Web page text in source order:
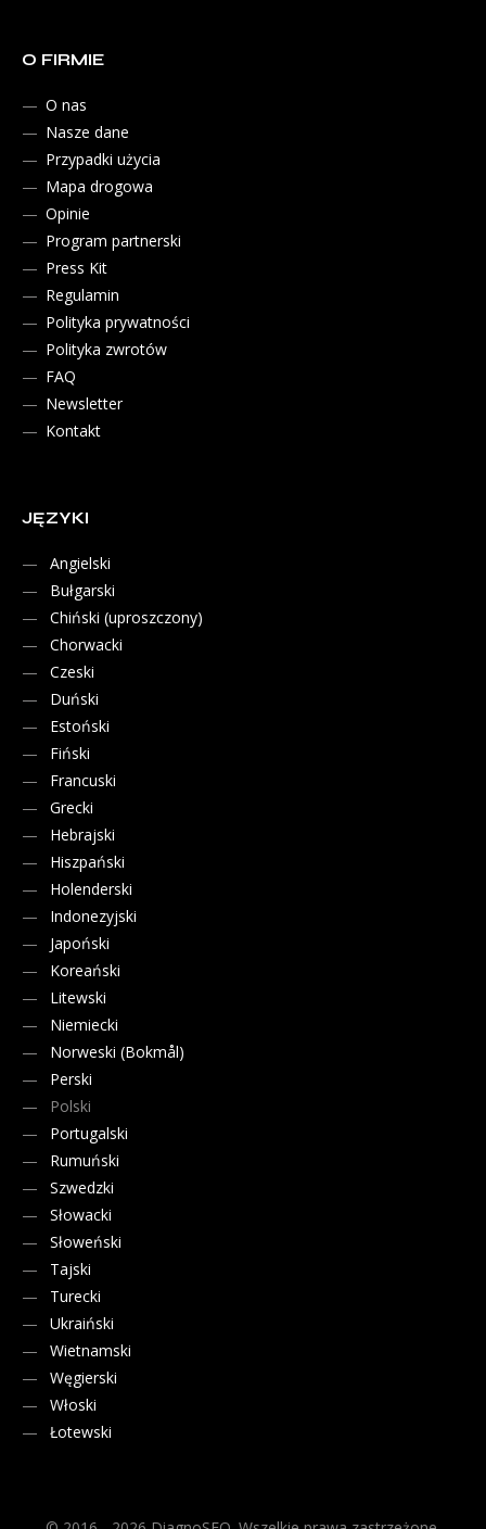
O FIRMIE
O nas
Nasze dane
Przypadki użycia
Mapa drogowa
Opinie
Program partnerski
Press Kit
Regulamin
Polityka prywatności
Polityka zwrotów
FAQ
Newsletter
Kontakt
JĘZYKI
Angielski
Bułgarski
Chiński (uproszczony)
Chorwacki
Czeski
Duński
Estoński
Fiński
Francuski
Grecki
Hebrajski
Hiszpański
Holenderski
Indonezyjski
Japoński
Koreański
Litewski
Niemiecki
Norweski (Bokmål)
Perski
Polski
Portugalski
Rumuński
Szwedzki
Słowacki
Słoweński
Tajski
Turecki
Ukraiński
Wietnamski
Węgierski
Włoski
Łotewski